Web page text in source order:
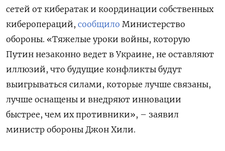
сетей от кибератак и координации собственных
киберопераций, сообщило Министерство
обороны. «Тяжелые уроки войны, которую
Путин незаконно ведет в Украине, не оставляют
иллюзий, что будущие конфликты будут
выигрываться силами, которые лучше связаны,
лучше оснащены и внедряют инновации
быстрее, чем их противники», – заявил
министр обороны Джон Хили.